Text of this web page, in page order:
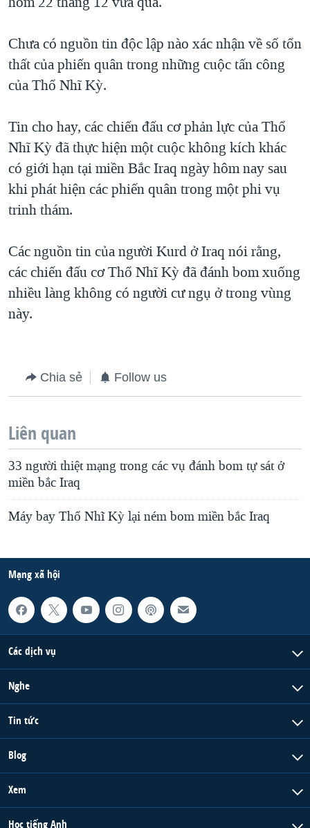
Chưa có nguồn tin độc lập nào xác nhận về số tổn
thất của phiến quân trong những cuộc tấn công
của Thổ Nhĩ Kỳ.
Tin cho hay, các chiến đấu cơ phản lực của Thổ
Nhĩ Kỳ đã thực hiện một cuộc không kích khác
có giới hạn tại miền Bắc Iraq ngày hôm nay sau
khi phát hiện các phiến quân trong một phi vụ
trinh thám.
Các nguồn tin của người Kurd ở Iraq nói rằng,
các chiến đấu cơ Thổ Nhĩ Kỳ đã đánh bom xuống
nhiều làng không có người cư ngụ ở trong vùng
này.
Chia sẻ Follow us
Liên quan
33 người thiệt mạng trong các vụ đánh bom tự sát ở
miền bắc Iraq
Máy bay Thổ Nhĩ Kỳ lại ném bom miền bắc Iraq
Mạng xã hội
Các dịch vụ
Nghe
Tin tức
Blog
Xem
Học tiếng Anh